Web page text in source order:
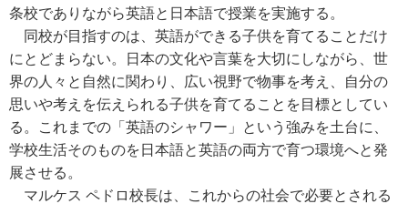
条校でありながら英語と日本語で授業を実施する。
同校が目指すのは、英語ができる子供を育てることだけ
にとどまらない。日本の文化や言葉を大切にしながら、世
界の人々と自然に関わり、広い視野で物事を考え、自分の
思いや考えを伝えられる子供を育てることを目標としてい
る。これまでの「英語のシャワー」という強みを土台に、
学校生活そのものを日本語と英語の両方で育つ環境へと発
展させる。
マルケス ペドロ校長は、これからの社会で必要とされる